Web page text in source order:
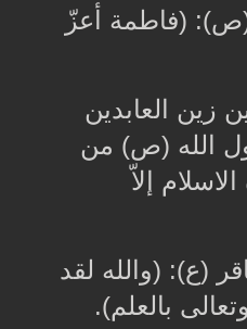
(ص): (فاطمة أعزّ
زين العابدين
الله (ص) من
إلاّ
(ع): (والله لقد
بالعلم).